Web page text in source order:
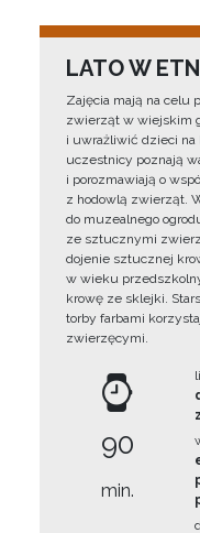
LATO W
Zajęcia mają na celu
zwierząt w wiejskim
i uwrażliwić dzieci
uczestnicy poznają
i porozmawiają o
z hodowlą zwierząt.
do muzealnego
ze sztucznymi
dojenie sztucznej
w wieku
krowę ze sklejki.
torby farbami
zwierzęcymi.
90
min.